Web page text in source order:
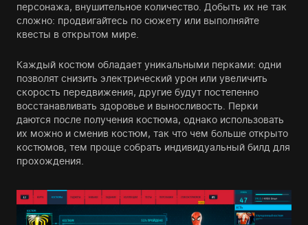
персонажа, внушительное количество. Добыть их не так
сложно: продвигайтесь по сюжету или выполняйте
квесты в открытом мире.
Каждый костюм обладает уникальными перками: одни
позволят снизить электрический урон или увеличить
скорость передвижения, другие будут постепенно
восстанавливать здоровье и выносливость. Перки
даются после получения костюма, однако использовать
их можно и сменив костюм, так что чем больше открыто
костюмов, тем проще собрать индивидуальный билд для
прохождения.